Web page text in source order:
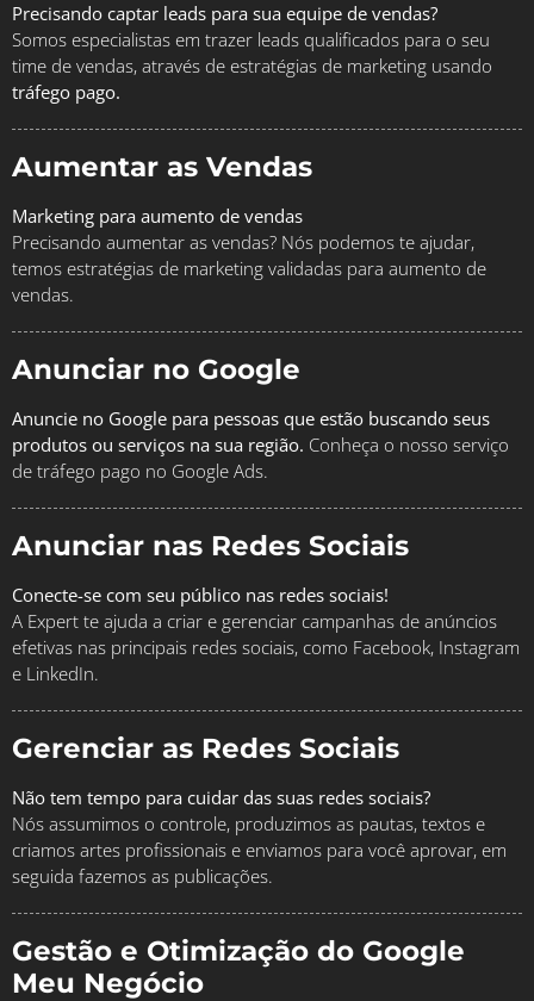
Precisando captar leads para sua equipe de vendas?
Somos especialistas em trazer leads qualificados para o seu
time de vendas, através de estratégias de marketing usando
tráfego pago.
Aumentar as Vendas
Marketing para aumento de vendas
Precisando aumentar as vendas? Nós podemos te ajudar,
temos estratégias de marketing validadas para aumento de
vendas.
Anunciar no Google
Anuncie no Google para pessoas que estão buscando seus
produtos ou serviços na sua região. Conheça o nosso serviço
de tráfego pago no Google Ads.
Anunciar nas Redes Sociais
Conecte-se com seu público nas redes sociais!
A Expert te ajuda a criar e gerenciar campanhas de anúncios
efetivas nas principais redes sociais, como Facebook, Instagram
e LinkedIn.
Gerenciar as Redes Sociais
Não tem tempo para cuidar das suas redes sociais?
Nós assumimos o controle, produzimos as pautas, textos e
criamos artes profissionais e enviamos para você aprovar, em
seguida fazemos as publicações.
Gestão e Otimização do Google
Meu Negócio